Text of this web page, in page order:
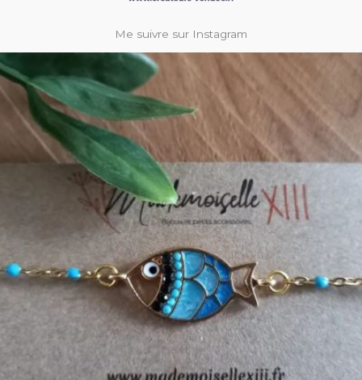
Me suivre sur Instagram